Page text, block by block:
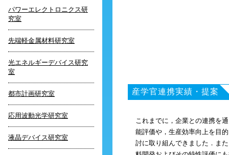
パワーエレクトロニクス研
究室
先端軽金属材料研究室
光エネルギーデバイス研究
室
都市計画研究室
応用波動光学研究室
液晶デバイス研究室
産学官連携実績・提案
これまでに，企業との連携を
能評価や，生産効率向上を目
討に取り組んできました．ま